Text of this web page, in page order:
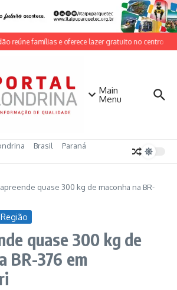
reúne famílias e oferece lazer gratuito no centro de
Main
Menu
Brasil
Paraná
apreende quase 300 kg de maconha na BR-
Região
quase 300 kg de
BR-376 em